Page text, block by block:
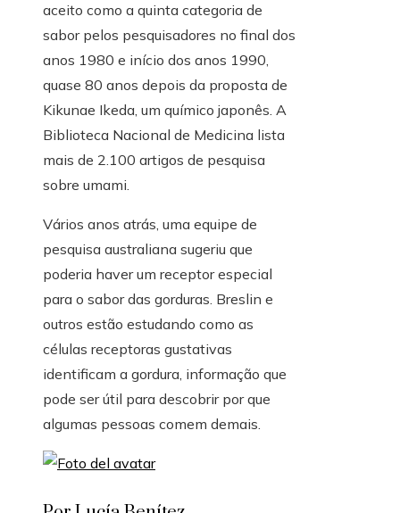
aceito como a quinta categoria de
sabor pelos pesquisadores no final dos
anos 1980 e início dos anos 1990,
quase 80 anos depois da proposta de
Kikunae Ikeda, um químico japonês. A
Biblioteca Nacional de Medicina lista
mais de 2.100 artigos de pesquisa
sobre umami.
Vários anos atrás, uma equipe de
pesquisa australiana sugeriu que
poderia haver um receptor especial
para o sabor das gorduras. Breslin e
outros estão estudando como as
células receptoras gustativas
identificam a gordura, informação que
pode ser útil para descobrir por que
algumas pessoas comem demais.